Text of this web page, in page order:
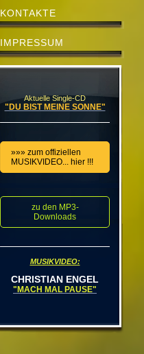
KONTAKTE
IMPRESSUM
Aktuelle Single-CD
"DU BIST MEINE SONNE"
»»» zum offiziellen
MUSIKVIDEO... hier !!!
zu den MP3-
Downloads
MUSIKVIDEO:
CHRISTIAN ENGEL
"MACH MAL PAUSE"